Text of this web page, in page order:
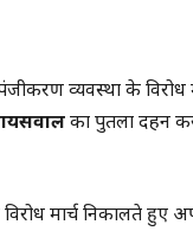
व्यवस्था के
का पुतला दहन
मार्च निकालते हुए